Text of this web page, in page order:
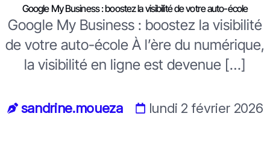
Google My Business : boostez la visibilité de votre auto-école
Google My Business : boostez la visibilité
de votre auto-école À l’ère du numérique,
la visibilité en ligne est devenue […]
sandrine.moueza lundi 2 février 2026